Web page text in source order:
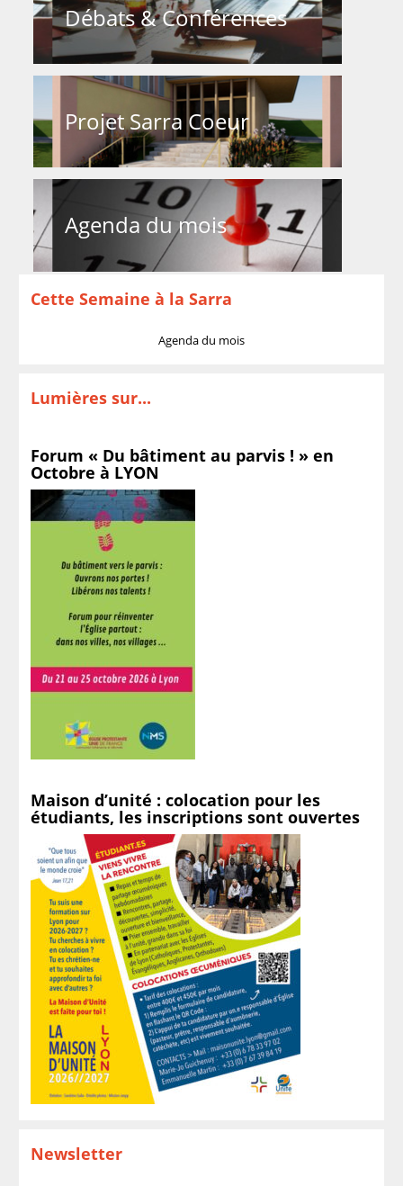
Débats & Conférences
Projet Sarra Coeur
Agenda du mois
Cette Semaine à la Sarra
Agenda du mois
Lumières sur...
Forum « Du bâtiment au parvis ! » en
Octobre à LYON
Maison d’unité : colocation pour les
étudiants, les inscriptions sont ouvertes
Newsletter